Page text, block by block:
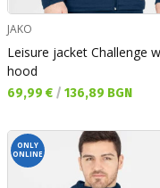
JAKO
Leisure jacket Challenge
hood
Текуща цена:
69,99 € / 136,89 BGN
ONLY
ONLINE